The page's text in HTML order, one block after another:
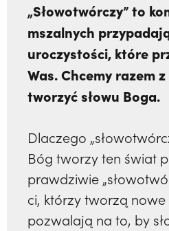
„Słowotwórczy” to
mszalnych
uroczystości, które
Was. Chcemy razem
tworzyć słowu Boga.
Dlaczego
Bóg tworzy ten świat
prawdziwie
ci, którzy tworzą nowe
pozwalają na to, by